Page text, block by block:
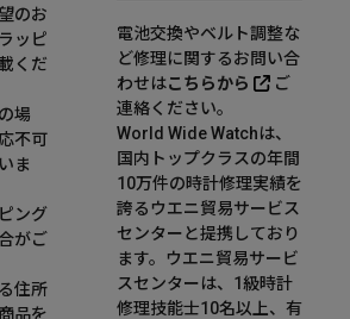
のお
ッピ
くだ
場
不可
ま
ング
がご
住所
品を
電池交換やベルト調整な
ど修理に関するお問い合
わせはこちらから
ご
連絡ください。
World Wide Watchは、
国内トップクラスの年間
10万件の時計修理実績を
誇るウエニ貿易サービス
センターと提携しており
ます。ウエニ貿易サービ
スセンターは、1級時計
修理技能士10名以上、有